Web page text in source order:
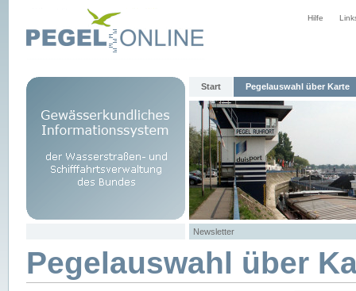
Hilfe
Start Pegelauswahl über Karte
Newsletter
Pegelauswahl über